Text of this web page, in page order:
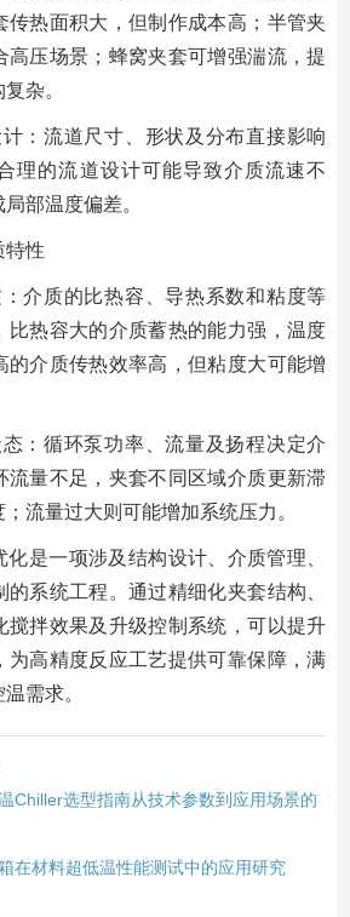
传热面积大，但制作成本高；半管夹
高压场景；蜂窝夹套可增强湍流，提
杂。
：流道尺寸、形状及分布直接影响
理的流道设计可能导致介质流速不
部温度偏差。
特性
介质的比热容、导热系数和粘度等
比热容大的介质蓄热的能力强，温度
的介质传热效率高，但粘度大可能增
：循环泵功率、流量及扬程决定介
流量不足，夹套不同区域介质更新滞
流量过大则可能增加系统压力。
是一项涉及结构设计、介质管理、
系统工程。通过精细化夹套结构、
搅拌效果及升级控制系统，可以提升
为高精度反应工艺提供可靠保障，满
需求。
Chiller选型指南从技术参数到应用场景的
在材料超低温性能测试中的应用研究